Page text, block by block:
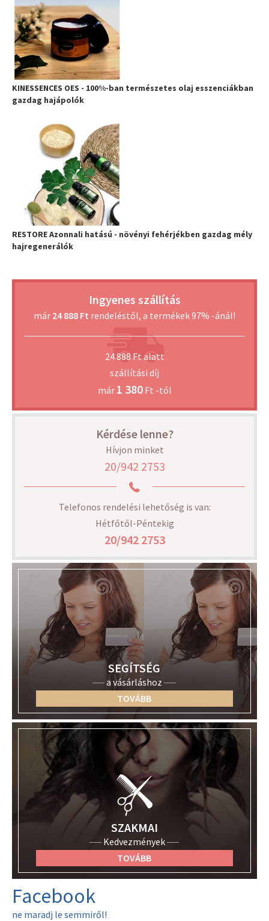
KINESSENCES OES - 100%-ban természetes olaj esszenciákban
gazdag hajápolók
RESTORE Azonnali hatású - növényi fehérjékben gazdag mély
hajregenerálók
Ingyenes szállítás
már 24 888 Ft rendeléstől, a termékek 97% -ánál!
24 888 Ft alatt
szállítási díj
már 1 380Ft -tól
Kérdése lenne?
Hívjon minket
20/942 2753
Telefonos rendelési lehetőség is van:
Hétfőtől-Péntekig
20/942 2753
SEGÍTSÉG
a vásárláshoz
TOVÁBB
SZAKMAI
Kedvezmények
TOVÁBB
Facebook
ne maradj le semmiről!